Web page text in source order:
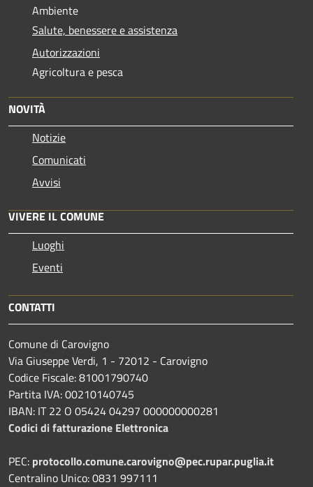
Ambiente
Salute, benessere e assistenza
Autorizzazioni
Agricoltura e pesca
NOVITÀ
Notizie
Comunicati
Avvisi
VIVERE IL COMUNE
Luoghi
Eventi
CONTATTI
Comune di Carovigno
Via Giuseppe Verdi, 1 - 72012 - Carovigno
Codice Fiscale: 81001790740
Partita IVA: 00210140745
IBAN: IT 22 O 05424 04297 000000000281
Codici di fatturazione Elettronica
PEC: protocollo.comune.carovigno@pec.rupar.puglia.it
Centralino Unico: 0831 997111